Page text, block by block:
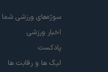
سوژه‌های ورزشی شما
اخبار ورزشی
پادکست
لیگ ها و رقابت ها